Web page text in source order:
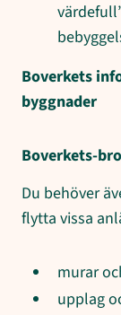
Boverkets
byggnader
Boverkets-
Du behöver
flytta vissa
murar
upplag